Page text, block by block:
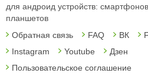
для андроид устройств:
планшетов
Обратная связь
FAQ ВК
Instagram
Youtube
Дзен
Пользовательское соглашение